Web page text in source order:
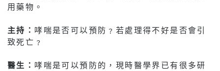
用藥物。
主持： 哮喘是否可以預防﹖若處理得不好是否會引
致死亡﹖
醫生： 哮喘是可以預防的，現時醫學界已有很多研